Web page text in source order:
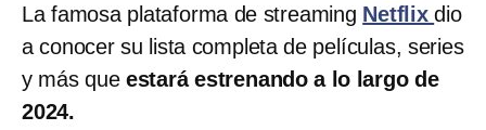
La famosa plataforma de streaming Netflixdio
a conocer su lista completa de películas, series
y más que estará estrenando a lo largo de
2024.